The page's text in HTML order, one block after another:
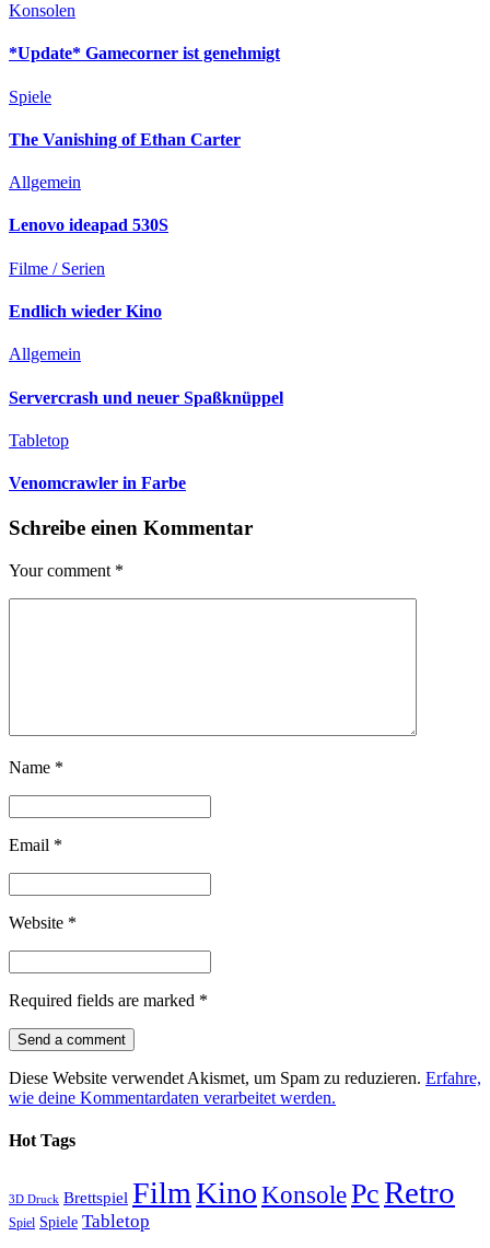
Konsolen
*Update* Gamecorner ist genehmigt
Spiele
The Vanishing of Ethan Carter
Allgemein
Lenovo ideapad 530S
Filme / Serien
Endlich wieder Kino
Allgemein
Servercrash und neuer Spaßknüppel
Tabletop
Venomcrawler in Farbe
Schreibe einen Kommentar
Your comment *
Name *
Email *
Website *
Required fields are marked *
Diese Website verwendet Akismet, um Spam zu reduzieren. Erfahre,
wie deine Kommentardaten verarbeitet werden.
Hot Tags
3D Druck Brettspiel FilmKinoKonsolePcRetro
Spiel Spiele Tabletop